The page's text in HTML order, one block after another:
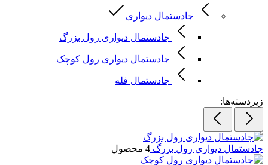
جادستمال دیواری
جادستمال دیواری رول بزرگ
جادستمال دیواری رول کوچک
جادستمال فله
زیردسته‌ها:
جادستمال دیواری رول بزرگ 4 محصول